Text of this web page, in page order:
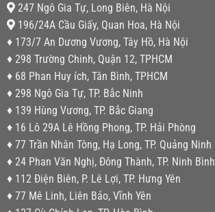
247 Ngô Gia Tự, Long Biên, Hà Nội
196/24A Cầu Giấy, Quan Hoa, Hà Nội
♦ 173/7 An Dương Vương, Tây Hồ, Hà Nội
♦ 298 Trường Chinh, Quận 12, TPHCM
♦ 68 Phan Huy ích, Tân Bình, TPHCM
♦ 298 Ngô Gia Tự, TP. Bắc Ninh
♦ 139 Hùng Vương, TP. Bắc Giang
♦ 16 Lô 29A Lê Hồng Phong, TP. Hải Phòng
♦ 77 Trần Nhân Tông, Hạ Long, TP. Quảng Ninh
♦ 24 Phan Văn Nghị, Đông Thành, TP. Ninh Bình
♦ 112 Điện Biên, P. Lê Lợi, TP. Hưng Yên
♦ 77 Mê Linh, Liên Bảo, Vĩnh Yên